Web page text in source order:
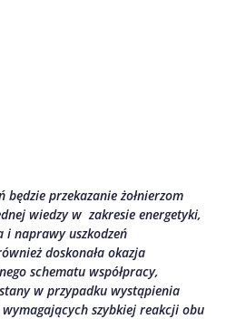
będzie przekazanie żołnierzom
wiedzy w zakresie energetyki,
i naprawy uszkodzeń
doskonała okazja
schematu współpracy,
w przypadku wystąpienia
szybkiej reakcji obu